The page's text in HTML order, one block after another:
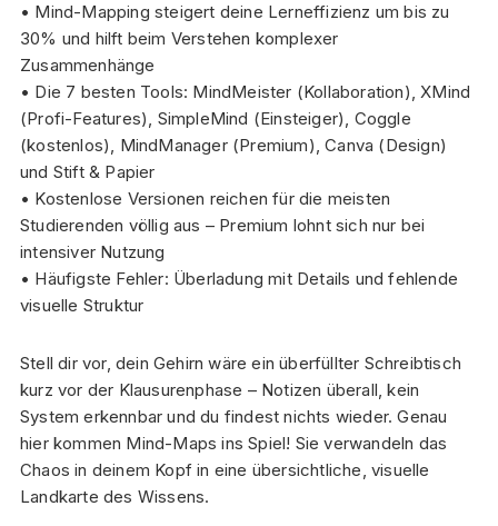
• Mind-Mapping steigert deine Lerneffizienz um bis zu
30% und hilft beim Verstehen komplexer
Zusammenhänge
• Die 7 besten Tools: MindMeister (Kollaboration), XMind
(Profi-Features), SimpleMind (Einsteiger), Coggle
(kostenlos), MindManager (Premium), Canva (Design)
und Stift & Papier
• Kostenlose Versionen reichen für die meisten
Studierenden völlig aus – Premium lohnt sich nur bei
intensiver Nutzung
• Häufigste Fehler: Überladung mit Details und fehlende
visuelle Struktur
Stell dir vor, dein Gehirn wäre ein überfüllter Schreibtisch
kurz vor der Klausurenphase – Notizen überall, kein
System erkennbar und du findest nichts wieder. Genau
hier kommen Mind-Maps ins Spiel! Sie verwandeln das
Chaos in deinem Kopf in eine übersichtliche, visuelle
Landkarte des Wissens.